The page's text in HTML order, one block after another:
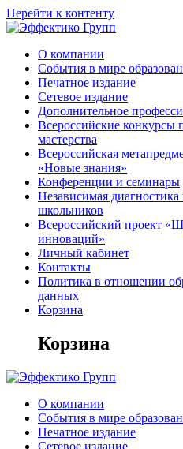
Перейти к контенту
О компании
События в мире
Печатное издание
Сетевое издание
Дополнительное
Всероссийские конкурсы
мастерства
Всероссийская
«Новые знания»
Конференции и семинары
Независимая диагностика
школьников
Всероссийский проект
инноваций»
Личный кабинет
Контакты
Политика в отношении
данных
Корзина
Корзина
О компании
События в мире
Печатное издание
Сетевое издание